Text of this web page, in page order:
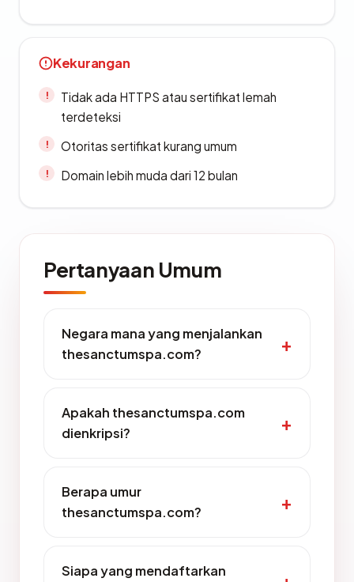
Kekurangan
Tidak ada HTTPS atau sertifikat lemah
terdeteksi
Otoritas sertifikat kurang umum
Domain lebih muda dari 12 bulan
Pertanyaan Umum
Negara mana yang menjalankan
thesanctumspa.com?
Apakah thesanctumspa.com
dienkripsi?
Berapa umur
thesanctumspa.com?
Siapa yang mendaftarkan